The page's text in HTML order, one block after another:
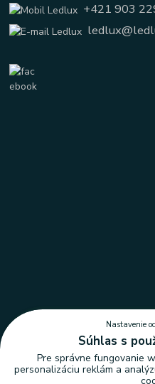
+421 903
Nastavenie
Súhlas s
Pre správne fungovanie
personalizáciu reklám a